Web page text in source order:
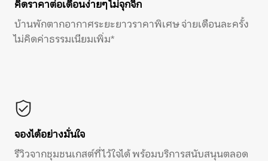
คิดราคาต่อเดือนง่ายๆ ไม่จุกจิก
บ้านพักตากอากาศระยะยาวราคาพิเศษ จ่ายเดือนละครั้ง
ไม่คิดค่าธรรมเนียมเพิ่ม*
จองได้อย่างมั่นใจ
รีวิวจากชุมชนเกสต์ที่ไว้ใจได้ พร้อมบริการสนับสนุนตลอด